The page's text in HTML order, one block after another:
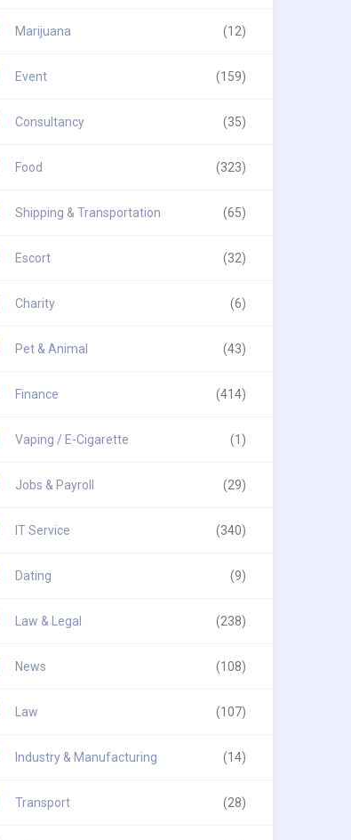
Marijuana (12)
Event (159)
Consultancy (35)
Food (323)
Shipping & Transportation (65)
Escort (32)
Charity (6)
Pet & Animal (43)
Finance (414)
Vaping / E-Cigarette (1)
Jobs & Payroll (29)
IT Service (340)
Dating (9)
Law & Legal (238)
News (108)
Law (107)
Industry & Manufacturing (14)
Transport (28)